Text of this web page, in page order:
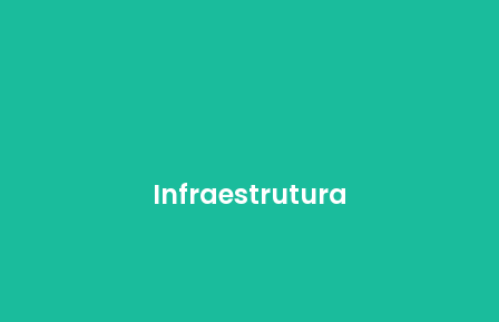
Infraestrutura
Infraestrutura